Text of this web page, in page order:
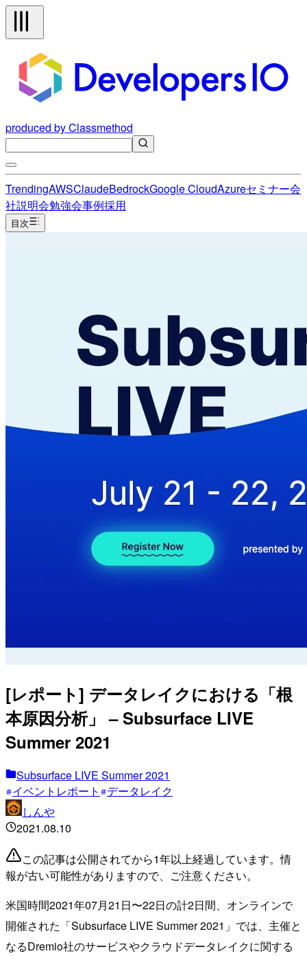
produced by Classmethod
TrendingAWSClaudeBedrockGoogle CloudAzureセミナー会
社説明会勉強会事例採用
目次
[レポート] データレイクにおける「根
本原因分析」 – Subsurface LIVE
Summer 2021
Subsurface LIVE Summer 2021
イベントレポート
データレイク
しんや
2021.08.10
この記事は公開されてから1年以上経過しています。情
報が古い可能性がありますので、ご注意ください。
米国時間2021年07月21日〜22日の計2日間、オンラインで
開催された「Subsurface LIVE Summer 2021」では、主催と
なるDremio社のサービスやクラウドデータレイクに関する